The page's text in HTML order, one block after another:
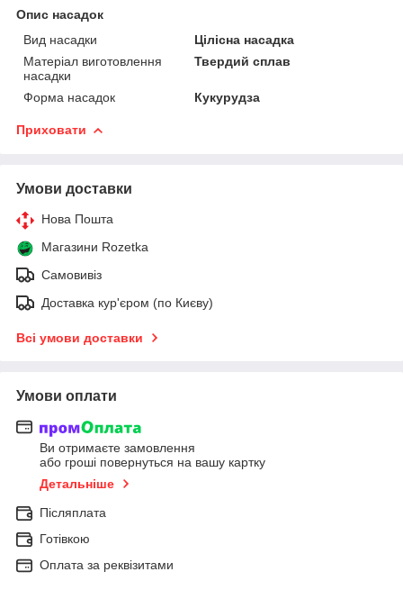
Опис насадок
Вид насадки
Цілісна насадка
Матеріал виготовлення
насадки
Твердий сплав
Форма насадок Кукурудза
Приховати
Умови доставки
Нова Пошта
Магазини Rozetka
Самовивіз
Доставка кур'єром (по Києву)
Всі умови доставки
Умови оплати
Ви отримаєте замовлення
або гроші повернуться на вашу картку
Детальніше
Післяплата
Готівкою
Оплата за реквізитами